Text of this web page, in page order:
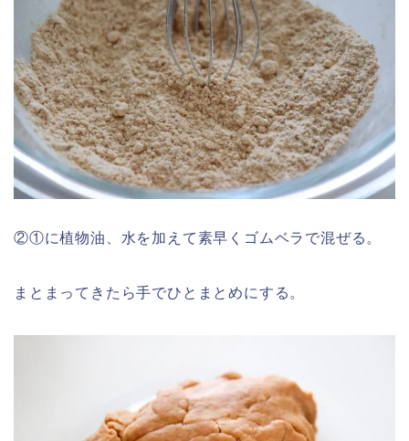
②①に植物油、水を加えて素早くゴムベラで混ぜる。
まとまってきたら手でひとまとめにする。